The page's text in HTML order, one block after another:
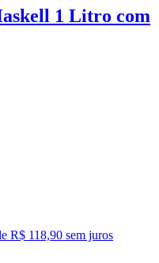
1 Litro com
R$ 118,90 sem juros